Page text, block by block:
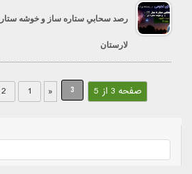
رصد سحابیِ ستاره ساز و خوشه
لارستان
صفحه 3 از 5 «
1
2 3